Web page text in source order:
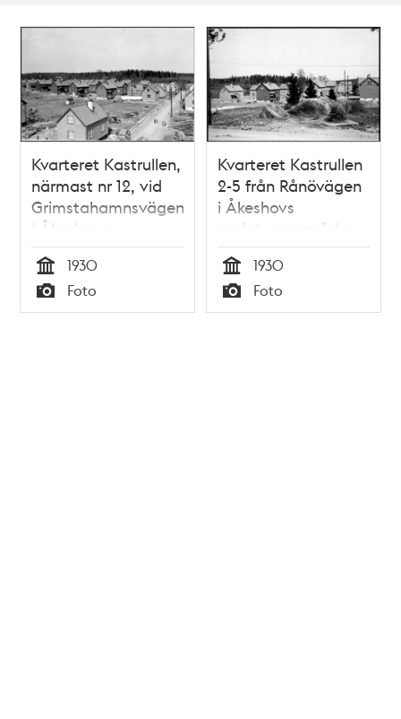
Kvarteret Kastrullen,
närmast nr 12, vid
Grimstahamnsvägen
i Åkeshovs
småstugeområde
Tid
1930
Typ
Foto
Kvarteret Kastrullen
2-5 från Rånövägen
i Åkeshovs
småstugeområde.
Tid
1930
Typ
Foto